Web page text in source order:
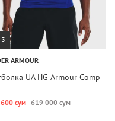
ARMOUR
UA HG Armour Comp
сум 619 000 сум